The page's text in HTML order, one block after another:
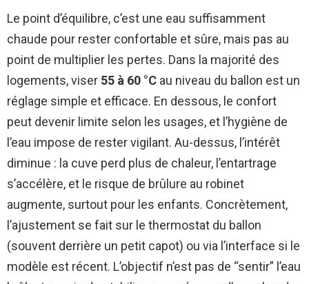
Le point d’équilibre, c’est une eau suffisamment
chaude pour rester confortable et sûre, mais pas au
point de multiplier les pertes. Dans la majorité des
logements, viser 55 à 60 °C au niveau du ballon est un
réglage simple et efficace. En dessous, le confort
peut devenir limite selon les usages, et l’hygiène de
l’eau impose de rester vigilant. Au-dessus, l’intérêt
diminue : la cuve perd plus de chaleur, l’entartrage
s’accélère, et le risque de brûlure au robinet
augmente, surtout pour les enfants. Concrètement,
l’ajustement se fait sur le thermostat du ballon
(souvent derrière un petit capot) ou via l’interface si le
modèle est récent. L’objectif n’est pas de “sentir” l’eau